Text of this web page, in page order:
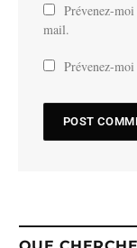
Prévenez-
mail.
Prévenez-